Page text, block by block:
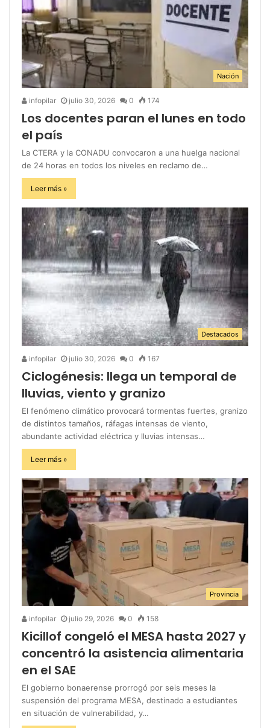
Nación
infopilar julio 30, 2026 0 174
Los docentes paran el lunes en todo
el país
La CTERA y la CONADU convocaron a una huelga nacional
de 24 horas en todos los niveles en reclamo de…
Leer más »
Destacados
infopilar julio 30, 2026 0 167
Ciclogénesis: llega un temporal de
lluvias, viento y granizo
El fenómeno climático provocará tormentas fuertes, granizo
de distintos tamaños, ráfagas intensas de viento,
abundante actividad eléctrica y lluvias intensas…
Leer más »
Provincia
infopilar julio 29, 2026 0 158
Kicillof congeló el MESA hasta 2027 y
concentró la asistencia alimentaria
en el SAE
El gobierno bonaerense prorrogó por seis meses la
suspensión del programa MESA, destinado a estudiantes
en situación de vulnerabilidad, y…